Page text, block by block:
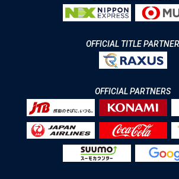
OFFICIAL TITLE PARTNER
OFFICIAL PARTNERS